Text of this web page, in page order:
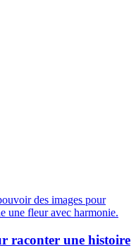
raconter une histoire